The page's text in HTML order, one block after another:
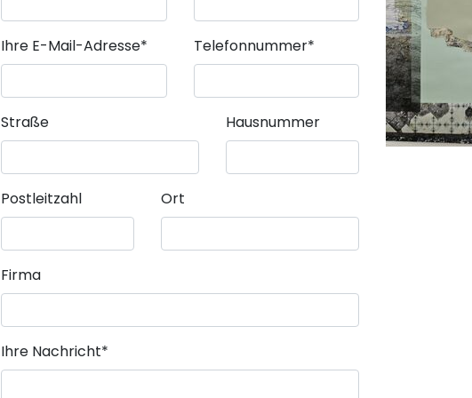
Pflichtfeld
Ihre E-Mail-Adresse* Pflichtfeld
Telefonnummer*
Straße Hausnummer
Postleitzahl Ort
Firma
Pflichtfeld
Ihre Nachricht*